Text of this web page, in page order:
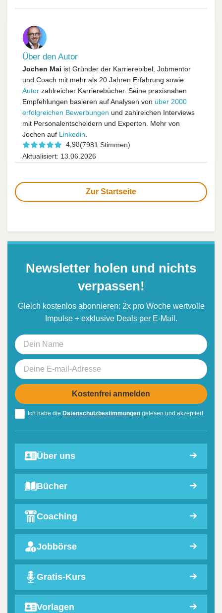
Über den Autor
Jochen Mai ist Gründer der Karrierebibel, Jobmentor
und Coach mit mehr als 20 Jahren Erfahrung sowie
Autor zahlreicher Karrierebücher. Seine praxisnahen
Empfehlungen basieren auf Analysen von über 2000
erfolgreichen Bewerbungen und zahlreichen Interviews
mit Personalentscheidern und Experten. Mehr von
Jochen auf Linkedin
4,98(7981 Stimmen)
Aktualisiert: 13.06.2026
Zur Startseite
Newsletter holen und nichts
verpassen!
Gleich kostenlos abonnieren: 2x pro Woche wertvolle
Impulse + exklusive Deals per E-Mail.
Ich habe die Datenschutzbestimmungen gelesen und akzeptiert
Über uns
Bücher
Coaching
Jobbörse
Gratis-Kurs
Vorlagen